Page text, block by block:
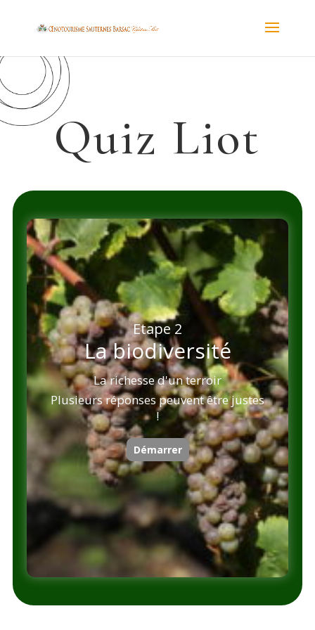
Quiz Liot
Etape 2
La biodiversité
La richesse d'un terroir
Plusieurs réponses peuvent être justes
!